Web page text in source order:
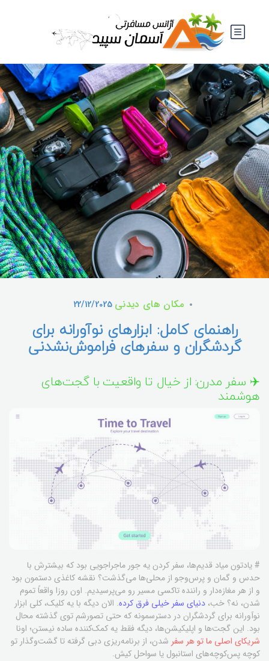
مکان های دیدنی
راهنمای کامل: ابزارهای نوآورانه برای
گردشگران و سفرهای فراموش‌نشدنی
✈️ سفر مدرن: از خیال تا واقعیت با گجت‌های
هوشمند
# یادتون میاد قدیم‌ها، سفر کردن یه جور ماجراجویی بود که بیشترش با
حدس و گمان و پرس‌وجو از محلی‌ها می‌گذشت؟ نقشه کاغذی دستمون بود
و از هر مغازه‌دار و راننده تاکسی مسیر رو می‌پرسیدیم. اون روزا واقعاً تموم
شدن، نه؟ خب، دنیای سفر خیلی فرق کرده. الان دیگه با یه کلیک، کلی ابزار
نوآورانه برای گردشگران در دسترسمونه که حتی تصورشم توی گذشته محال
بود. این گجت‌ها و اپلیکیشن‌ها، دیگه فقط یه کمک‌کننده ساده نیستن؛ اونا
شریکای اصلی ما تو هر سفر شدن، از برنامه‌ریزی دبی گرفته تا گشت‌وگذار تو
کوچه پس‌کوچه‌های استانبول یا سواحل کیش.